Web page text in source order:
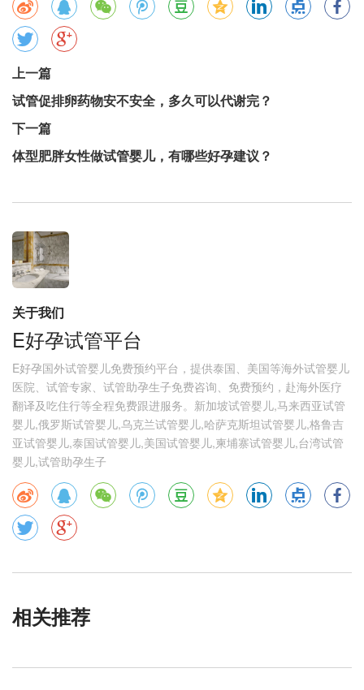
上一篇
试管促排卵药物安不安全，多久可以代谢完？
下一篇
体型肥胖女性做试管婴儿，有哪些好孕建议？
关于我们
E好孕试管平台
E好孕国外试管婴儿免费预约平台，提供泰国、美国等海外试管婴儿
医院、试管专家、试管助孕生子免费咨询、免费预约，赴海外医疗
翻译及吃住行等全程免费跟进服务。新加坡试管婴儿,马来西亚试管
婴儿,俄罗斯试管婴儿,乌克兰试管婴儿,哈萨克斯坦试管婴儿,格鲁吉
亚试管婴儿,泰国试管婴儿,美国试管婴儿,柬埔寨试管婴儿,台湾试管
婴儿,试管助孕生子
相关推荐